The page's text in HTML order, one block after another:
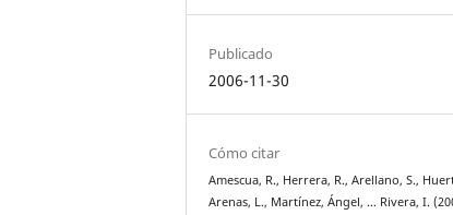
Publicado
2006-11-30
Cómo citar
Amescua, R., Herrera, R., Arellano, S.,
Arenas, L., Martínez, Ángel, … Rivera, I.